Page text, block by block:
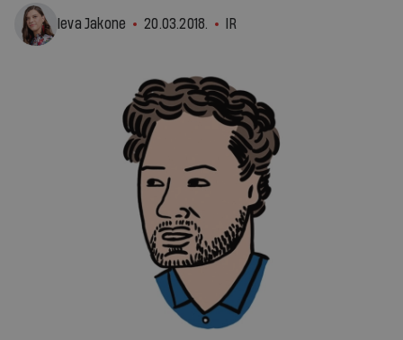
Ieva Jakone 20.03.2018. IR